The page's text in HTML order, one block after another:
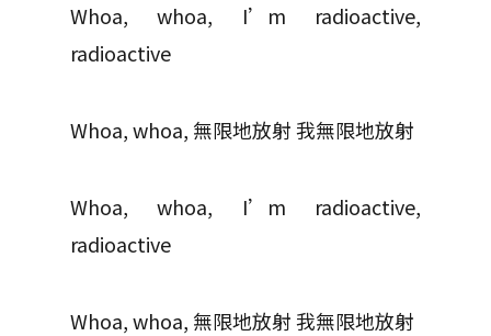
Whoa, whoa, I’m radioactive,
radioactive
Whoa, whoa, 無限地放射 我無限地放射
Whoa, whoa, I’m radioactive,
radioactive
Whoa, whoa, 無限地放射 我無限地放射